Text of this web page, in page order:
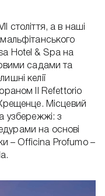
століття, а в наші
Hotel & Spa на
садами та
келії
Il Refettorio
Місцевий
узбережжі: з
на основі
– Officina Profumo –